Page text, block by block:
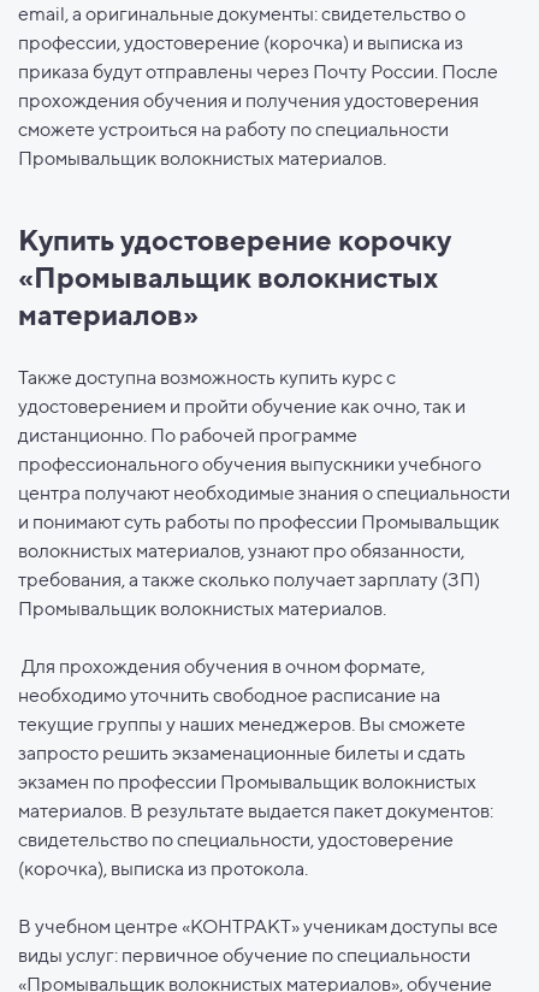
email, а оригинальные документы: свидетельство о
профессии, удостоверение (корочка) и выписка из
приказа будут отправлены через Почту России. После
прохождения обучения и получения удостоверения
сможете устроиться на работу по специальности
Промывальщик волокнистых материалов.
Купить удостоверение корочку
«Промывальщик волокнистых
материалов»
Также доступна возможность купить курс с
удостоверением и пройти обучение как очно, так и
дистанционно. По рабочей программе
профессионального обучения выпускники учебного
центра получают необходимые знания о специальности
и понимают суть работы по профессии Промывальщик
волокнистых материалов, узнают про обязанности,
требования, а также сколько получает зарплату (ЗП)
Промывальщик волокнистых материалов.
Для прохождения обучения в очном формате,
необходимо уточнить свободное расписание на
текущие группы у наших менеджеров. Вы сможете
запросто решить экзаменационные билеты и сдать
экзамен по профессии Промывальщик волокнистых
материалов. В результате выдается пакет документов:
свидетельство по специальности, удостоверение
(корочка), выписка из протокола.
В учебном центре «КОНТРАКТ» ученикам доступы все
виды услуг: первичное обучение по специальности
«Промывальщик волокнистых материалов», обучение